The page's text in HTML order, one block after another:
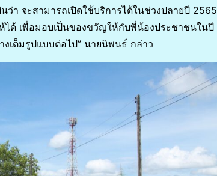
า จะสามารถเปิดใช้บริการได้ในช่วงปลายปี 2565
ได้ เพื่อมอบเป็นของขวัญให้กับพี่น้องประชาชนในปี
เต็มรูปแบบต่อไป” นายนิพนธ์ กล่าว